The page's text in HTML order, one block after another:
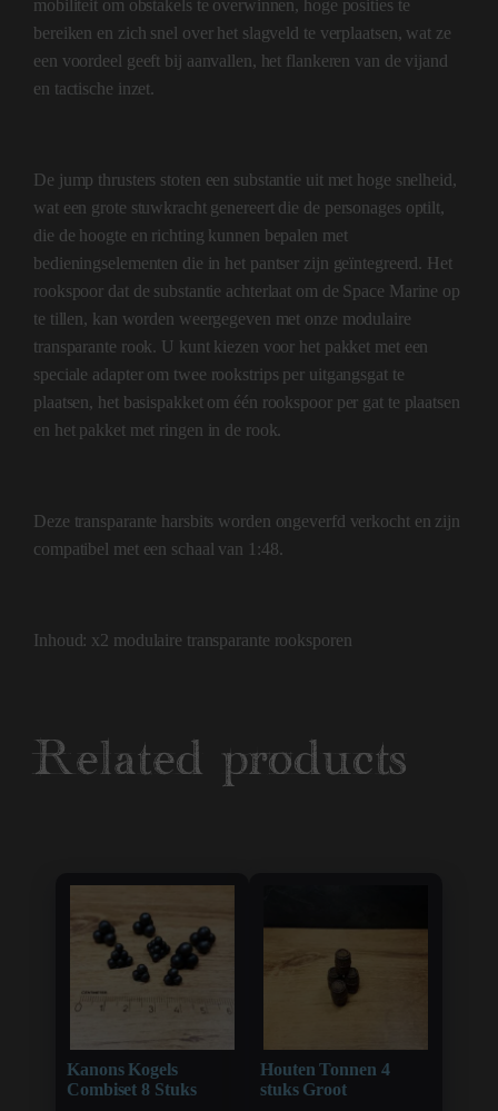
mobiliteit om obstakels te overwinnen, hoge posities te
bereiken en zich snel over het slagveld te verplaatsen, wat ze
een voordeel geeft bij aanvallen, het flankeren van de vijand
en tactische inzet.
De jump thrusters stoten een substantie uit met hoge snelheid,
wat een grote stuwkracht genereert die de personages optilt,
die de hoogte en richting kunnen bepalen met
bedieningselementen die in het pantser zijn geïntegreerd. Het
rookspoor dat de substantie achterlaat om de Space Marine op
te tillen, kan worden weergegeven met onze modulaire
transparante rook. U kunt kiezen voor het pakket met een
speciale adapter om twee rookstrips per uitgangsgat te
plaatsen, het basispakket om één rookspoor per gat te plaatsen
en het pakket met ringen in de rook.
Deze transparante harsbits worden ongeverfd verkocht en zijn
compatibel met een schaal van 1:48.
Inhoud: x2 modulaire transparante rooksporen
Related products
Kanons Kogels
Combiset 8 Stuks
Houten Tonnen 4
stuks Groot